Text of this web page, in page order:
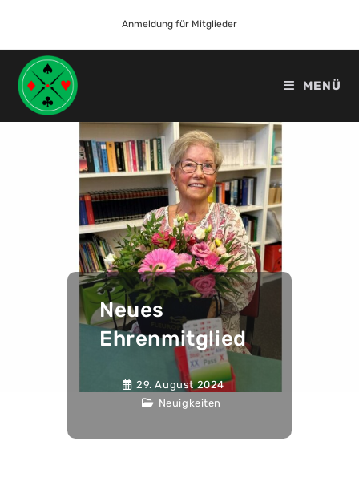
Anmeldung für Mitglieder
MENÜ
Neues
Ehrenmitglied
29. August 2024
Neuigkeiten